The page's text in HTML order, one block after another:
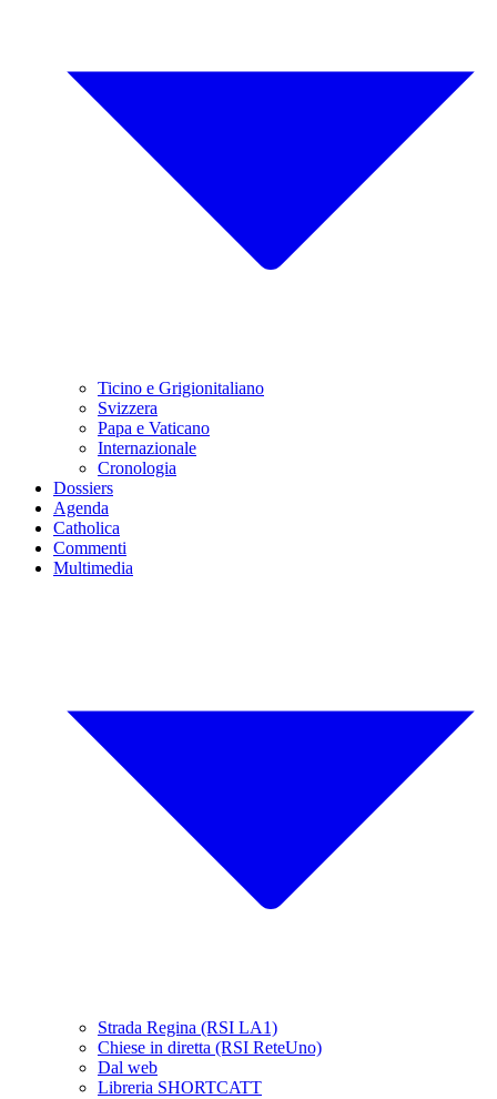
Ticino e Grigionitaliano
Svizzera
Papa e Vaticano
Internazionale
Cronologia
Dossiers
Agenda
Catholica
Commenti
Multimedia
Strada Regina (RSI LA1)
Chiese in diretta (RSI ReteUno)
Dal web
Libreria SHORTCATT